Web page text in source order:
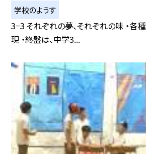
学校のようす
3−3 それぞれの夢、それぞれの味 ・各
現 ・終盤は、中学3...